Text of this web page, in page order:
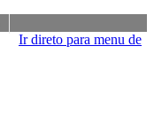
Ir direto para menu de